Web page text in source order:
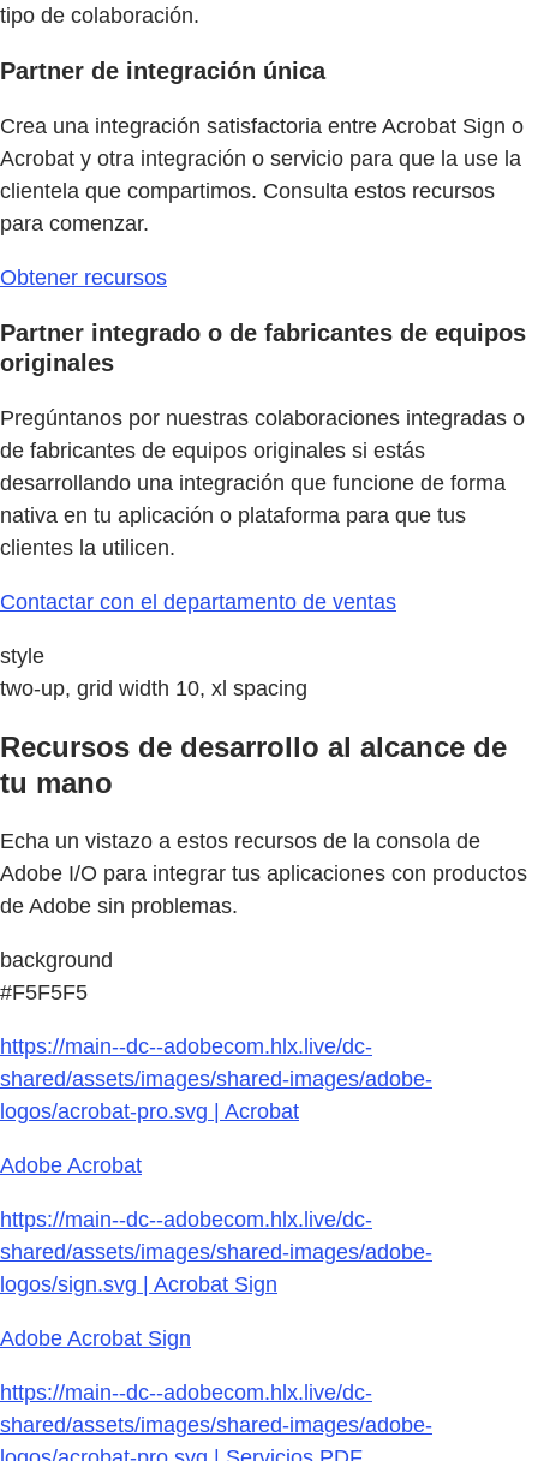
tipo de colaboración.
Partner de integración única
Crea una integración satisfactoria entre Acrobat Sign o
Acrobat y otra integración o servicio para que la use la
clientela que compartimos. Consulta estos recursos
para comenzar.
Obtener recursos
Partner integrado o de fabricantes de equipos
originales
Pregúntanos por nuestras colaboraciones integradas o
de fabricantes de equipos originales si estás
desarrollando una integración que funcione de forma
nativa en tu aplicación o plataforma para que tus
clientes la utilicen.
Contactar con el departamento de ventas
style
two-up, grid width 10, xl spacing
Recursos de desarrollo al alcance de
tu mano
Echa un vistazo a estos recursos de la consola de
Adobe I/O para integrar tus aplicaciones con productos
de Adobe sin problemas.
background
#F5F5F5
https://main--dc--adobecom.hlx.live/dc-
shared/assets/images/shared-images/adobe-
logos/acrobat-pro.svg | Acrobat
Adobe Acrobat
https://main--dc--adobecom.hlx.live/dc-
shared/assets/images/shared-images/adobe-
logos/sign.svg | Acrobat Sign
Adobe Acrobat Sign
https://main--dc--adobecom.hlx.live/dc-
shared/assets/images/shared-images/adobe-